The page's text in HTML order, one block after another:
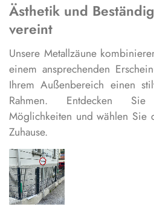
Ästhetik und
vereint
Unsere Metallzäune
einem ansprechenden
Ihrem Außenbereich einen
Rahmen. Entdecken
Möglichkeiten und wählen Sie
Zuhause.